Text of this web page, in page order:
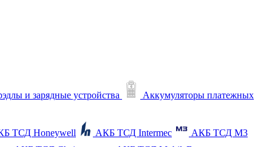
и зарядные устройства
Аккумуляторы платежных
ТСД Honeywell АКБ ТСД Intermec
АКБ ТСД M3